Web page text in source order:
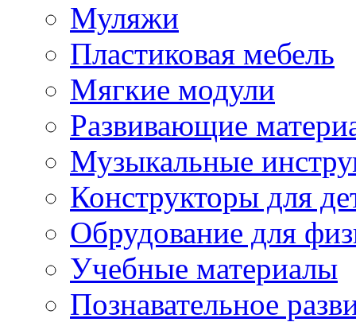
Муляжи
Пластиковая мебель
Мягкие модули
Развивающие
Музыкальные
Конструкторы для
Обрудование для
Учебные материалы
Познавательное